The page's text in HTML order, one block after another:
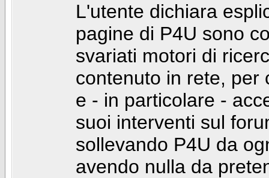
L'utente dichiara
pagine di P4U sono
svariati motori di
contenuto in rete, per
e - in particolare -
suoi interventi sul
sollevando P4U da
avendo nulla da